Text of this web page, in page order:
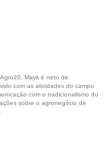
Mayk é neto de
com as atividades do campo
com o tradicionalismo do
sobre o agronegócio de